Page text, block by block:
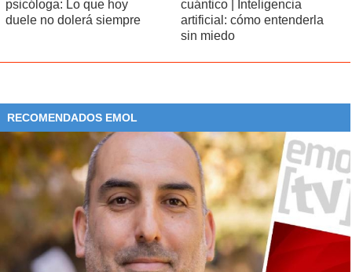
regresa ante el éxito que están teniendo productos
similares de la competición, como laChevy Colorado
psicóloga: Lo que hoy
duele no dolerá siempre
cuántico | Inteligencia
artificial: cómo entenderla
sin miedo
RECOMENDADOS EMOL